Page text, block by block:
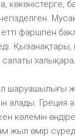
көкөністерге,
негізделген.
фаршпен
салаты
шаруашылығы
алады. Греция
көлемін
жыл өмір